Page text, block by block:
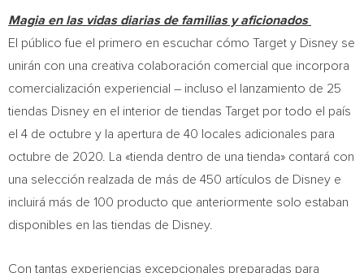
Magia en las vidas diarias de familias y aficionados
El público fue el primero en escuchar cómo Target y Disney se
unirán con una creativa colaboración comercial que incorpora
comercialización experiencial – incluso el lanzamiento de 25
tiendas Disney en el interior de tiendas Target por todo el país
el 4 de octubre y la apertura de 40 locales adicionales para
octubre de 2020. La «tienda dentro de una tienda» contará con
una selección realzada de más de 450 artículos de Disney e
incluirá más de 100 producto que anteriormente solo estaban
disponibles en las tiendas de Disney.
Con tantas experiencias excepcionales preparadas para